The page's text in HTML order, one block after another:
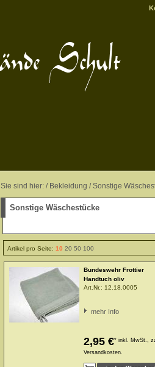
Sie sind hier: / Bekleidung /Sonstige
Sonstige Wäschestücke
Artikel pro Seite: 10 20 50 100
Bundeswehr Frottier
Handtuch oliv
Art.Nr.: 12.18.0005
mehr Info
2,95 €* inkl. MwSt.,
Versandkosten.